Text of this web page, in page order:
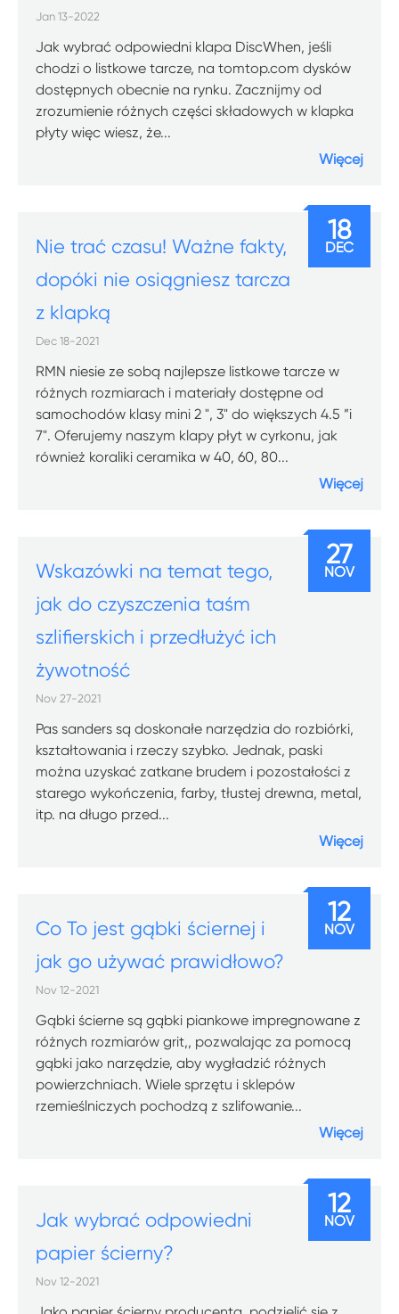
Jan 13-2022
Jak wybrać odpowiedni klapa DiscWhen, jeśli
chodzi o listkowe tarcze, na tomtop.com dysków
dostępnych obecnie na rynku. Zacznijmy od
zrozumienie różnych części składowych w klapka
płyty więc wiesz, że...
Więcej
Nie trać czasu! Ważne fakty,
dopóki nie osiągniesz tarcza
z klapką
Dec 18-2021
RMN niesie ze sobą najlepsze listkowe tarcze w
różnych rozmiarach i materiały dostępne od
samochodów klasy mini 2 ", 3" do większych 4.5 ”i
7". Oferujemy naszym klapy płyt w cyrkonu, jak
również koraliki ceramika w 40, 60, 80...
Więcej
18
DEC
Wskazówki na temat tego,
jak do czyszczenia taśm
szlifierskich i przedłużyć ich
żywotność
Nov 27-2021
Pas sanders są doskonałe narzędzia do rozbiórki,
kształtowania i rzeczy szybko. Jednak, paski
można uzyskać zatkane brudem i pozostałości z
starego wykończenia, farby, tłustej drewna, metal,
itp. na długo przed...
Więcej
27
NOV
Co To jest gąbki ściernej i
jak go używać prawidłowo?
Nov 12-2021
Gąbki ścierne są gąbki piankowe impregnowane z
różnych rozmiarów grit,, pozwalając za pomocą
gąbki jako narzędzie, aby wygładzić różnych
powierzchniach. Wiele sprzętu i sklepów
rzemieślniczych pochodzą z szlifowanie...
Więcej
12
NOV
Jak wybrać odpowiedni
papier ścierny?
Nov 12-2021
12
NOV